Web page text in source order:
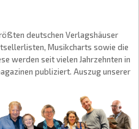
deutschen Verlagshäuser
Musikcharts sowie die
werden seit vielen Jahrzehnten in
publiziert. Auszug unserer